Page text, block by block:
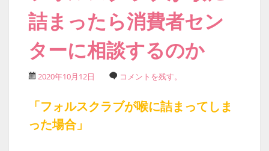
詰まったら消費者セン
ターに相談するのか
2020年10月12日 コメントを残す。
「フォルスクラブが喉に詰まってしま
った場合」